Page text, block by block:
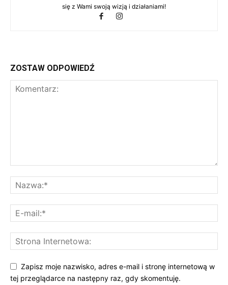
się z Wami swoją wizją i działaniami!
ZOSTAW ODPOWIEDŹ
Zapisz moje nazwisko, adres e-mail i stronę internetową w
tej przeglądarce na następny raz, gdy skomentuję.